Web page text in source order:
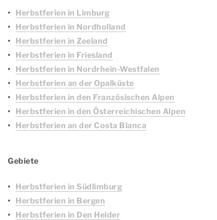
Herbstferien in Limburg
Herbstferien in Nordholland
Herbstferien in Zeeland
Herbstferien in Friesland
Herbstferien in Nordrhein-Westfalen
Herbstferien an der Opalküste
Herbstferien in den Französischen Alpen
Herbstferien in den Österreichischen Alpen
Herbstferien an der Costa Blanca
Gebiete
Herbstferien in Südlimburg
Herbstferien in Bergen
Herbstferien in Den Helder